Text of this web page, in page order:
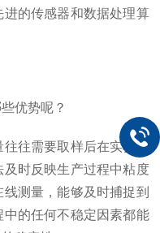
的传感器和数据处理算
优势呢？
往需要取样后在实验室
时反映生产过程中粘度
测量，能够及时捕捉到
的任何不稳定因素都能